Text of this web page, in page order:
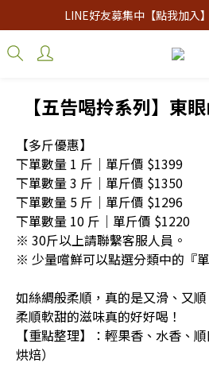
LINE好友募集中【點我加入
【五告喝拎系列】東
【多斤優惠】
下單數量 1 斤｜單斤價 $1399
下單數量 3 斤｜單斤價 $1350
下單數量 5 斤｜單斤價 $1296
下單數量 10 斤｜單斤價 $1220
※ 30斤以上請聯繫客服人員。
※ 少量嚐鮮可以點選分類中的『單
如絲綢般柔順，真的是又滑、又
柔順軟甜的滋味真的好好喝！
【重點整理】：輕果香、水香、
烘焙）